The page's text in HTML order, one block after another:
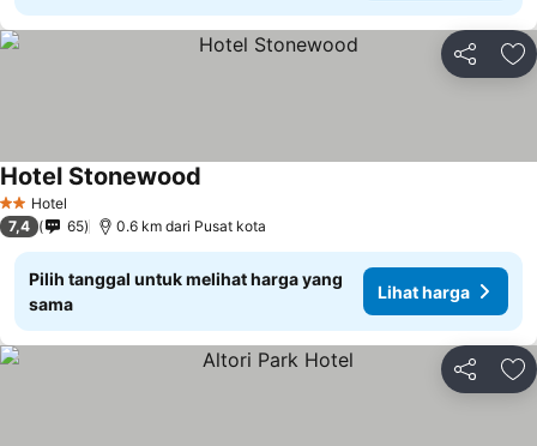
Bagikan
2 Bintang
Hotel
Hotel Stonewood
7,4 65 0.6 km dari Pusat kota
Pilih tanggal untuk melihat harga yang
sama
Lihat harga
Bagikan